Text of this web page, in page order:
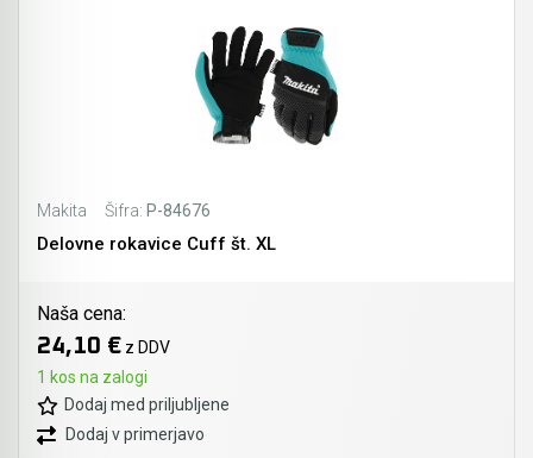
Makita Šifra: P-84676
Delovne rokavice Cuff št. XL
Naša cena:
24,10 € z DDV
1 kos na zalogi
Dodaj med priljubljene
Dodaj v primerjavo